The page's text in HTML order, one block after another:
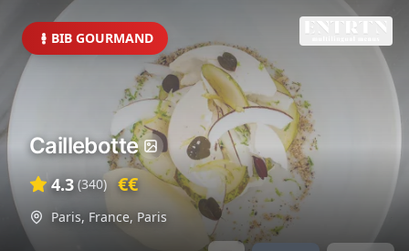
BIB GOURMAND
Caillebotte
4.3 (340) €€
Paris, France, Paris